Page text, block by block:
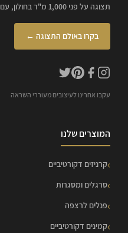
תצוגה על פני 1,000 מ"ר בחולון, עם ליווי מקצועי של מעצבי פנים.
בקרו באולם התצוגה ←
עקבו אחרינו לעיצובים מעוררי השראה
המוצרים שלנו
קרניזים דקורטיביים
סרגלים ומסגרות
פנלים לרצפה
קמינים דקורטיביים